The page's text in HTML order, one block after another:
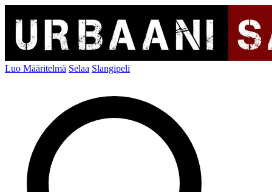
Luo Määritelmä Selaa Slangipeli